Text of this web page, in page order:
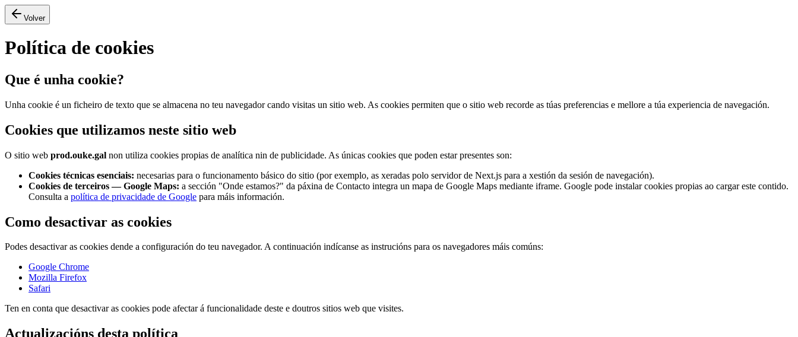
Volver
Política de cookies
Que é unha cookie?
Unha cookie é un ficheiro de texto que se almacena no teu navegador cando visitas un sitio web. As cookies permiten que o sitio web recorde as túas preferencias e mellore a túa experiencia de navegación.
Cookies que utilizamos neste sitio web
O sitio web prod.ouke.gal non utiliza cookies propias de analítica nin de publicidade. As únicas cookies que poden estar presentes son:
Cookies técnicas esenciais: necesarias para o funcionamento básico do sitio (por exemplo, as xeradas polo servidor de Next.js para a xestión da sesión de navegación).
Cookies de terceiros — Google Maps: a sección "Onde estamos?" da páxina de Contacto integra un mapa de Google Maps mediante iframe. Google pode instalar cookies propias ao cargar este contido.
Consulta a política de privacidade de Google para máis información.
Como desactivar as cookies
Podes desactivar as cookies dende a configuración do teu navegador. A continuación indícanse as instrucións para os navegadores máis comúns:
Google Chrome
Mozilla Firefox
Safari
Ten en conta que desactivar as cookies pode afectar á funcionalidade deste e doutros sitios web que visites.
Actualizacións desta política